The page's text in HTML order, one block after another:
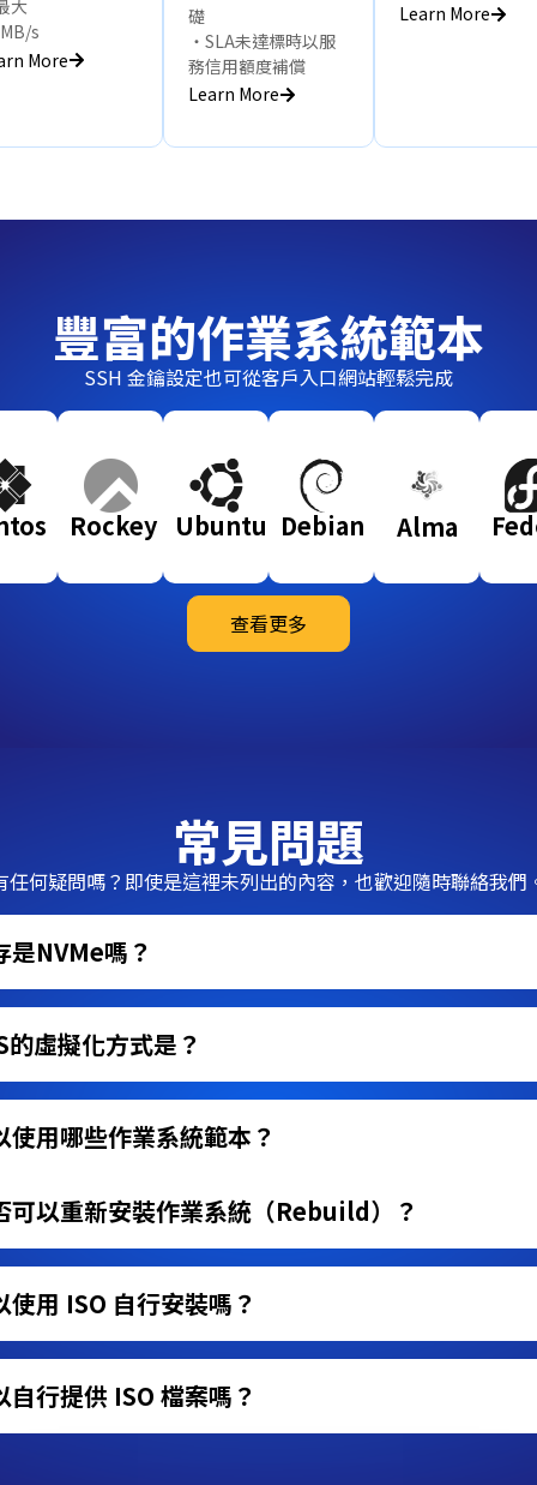
大
s
More
礎
・SLA未達標時以服
務信用額度補償
Learn More
Learn More
豐富的作業系統範本
SSH 金鑰設定也可從客戶入口網站輕鬆完成
Rockey Ubuntu Debian Alma
查看更多
常見問題
任何疑問嗎？即使是這裡未列出的內容，也歡迎隨時聯絡我們
是NVMe嗎？
的虛擬化方式是？
使用哪些作業系統範本？
可以重新安裝作業系統（Rebuild）？
使用 ISO 自行安裝嗎？
自行提供 ISO 檔案嗎？